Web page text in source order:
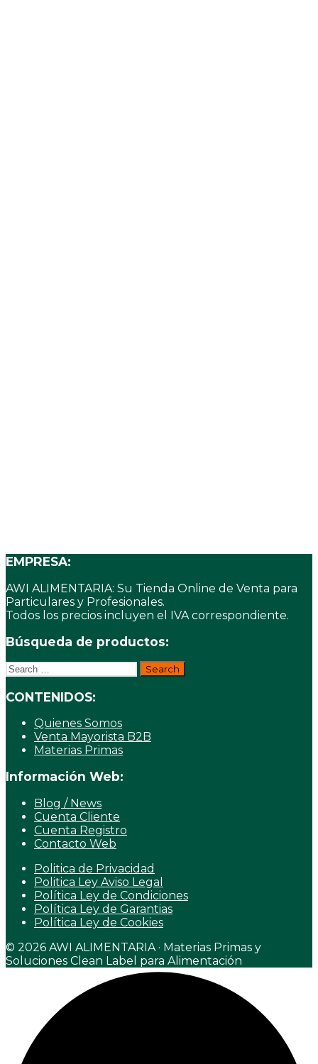
EMPRESA:
AWI ALIMENTARIA: Su Tienda Online de Venta para
Particulares y Profesionales.
Todos los precios incluyen el IVA correspondiente.
Búsqueda de productos:
Search
CONTENIDOS:
Quienes Somos
Venta Mayorista B2B
Materias Primas
Información Web:
Blog / News
Cuenta Cliente
Cuenta Registro
Contacto Web
Politica de Privacidad
Politica Ley Aviso Legal
Política Ley de Condiciones
Política Ley de Garantias
Política Ley de Cookies
© 2026 AWI ALIMENTARIA · Materias Primas y
Soluciones Clean Label para Alimentación